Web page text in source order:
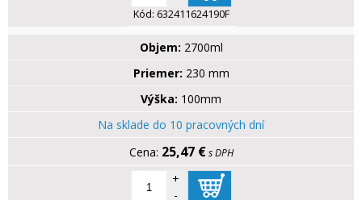
Kód: 632411624190F
Objem: 2700ml
Priemer: 230 mm
Výška: 100mm
Na sklade do 10 pracovných dní
25,47 € s DPH
+
-